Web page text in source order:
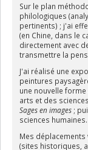
Sur le plan
philologiques
pertinents) ; j'ai
(en Chine, dans le
directement avec
transmettre la
J'ai réalisé une
peintures
une nouvelle
arts et des
Sages en images;
sciences humaines.
Mes
(sites historiques,